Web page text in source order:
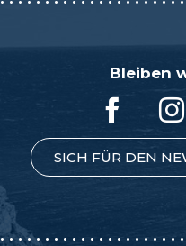
Bleiben
SICH FÜR DEN